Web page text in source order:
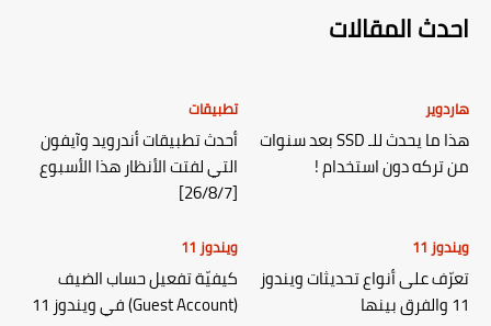
احدث المقالات
هاردوير
هذا ما يحدث للـ SSD بعد سنوات
من تركه دون استخدام !
تطبيقات
أحدث تطبيقات أندرويد وآيفون
التي لفتت الأنظار هذا الأسبوع
[26/8/7]
ويندوز 11
تعرّف على أنواع تحديثات ويندوز
11 والفرق بينها
ويندوز 11
كيفيّة تفعيل حساب الضيف
(Guest Account) في ويندوز 11